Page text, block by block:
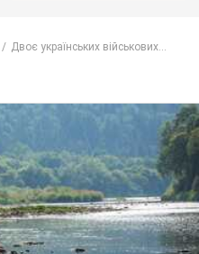
Двоє українських військових...